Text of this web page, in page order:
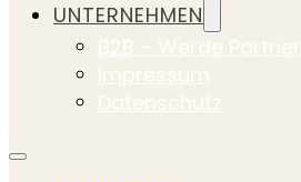
UNTERNEHMEN